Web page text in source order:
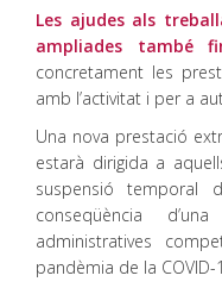
Les ajudes als
ampliades també
concretament les
amb l’activitat i per a
Una nova prestació
estarà dirigida a
suspensió
conseqüència
administratives
pandèmia de la COVID-